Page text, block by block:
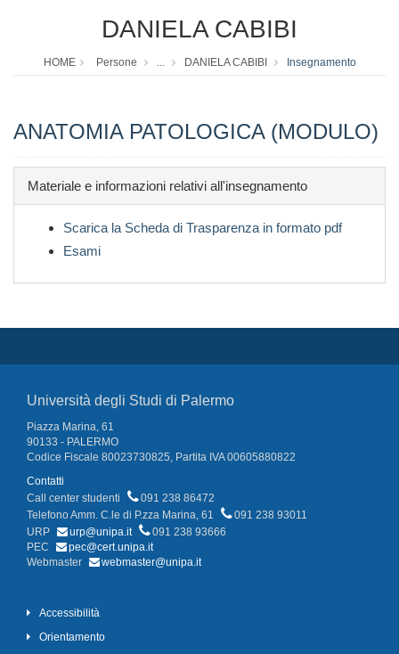
DANIELA CABIBI
HOME Persone ... DANIELA CABIBI Insegnamento
ANATOMIA PATOLOGICA (MODULO)
Materiale e informazioni relativi all'insegnamento
Scarica la Scheda di Trasparenza in formato pdf
Esami
Università degli Studi di Palermo
Piazza Marina, 61
90133 - PALERMO
Codice Fiscale 80023730825, Partita IVA 00605880822
Contatti
Call center studenti
091 238 86472
Telefono Amm. C.le di P.zza Marina, 61
091 238 93011
URP
urp@unipa.it
091 238 93666
PEC
pec@cert.unipa.it
Webmaster
webmaster@unipa.it
Accessibilità
Orientamento